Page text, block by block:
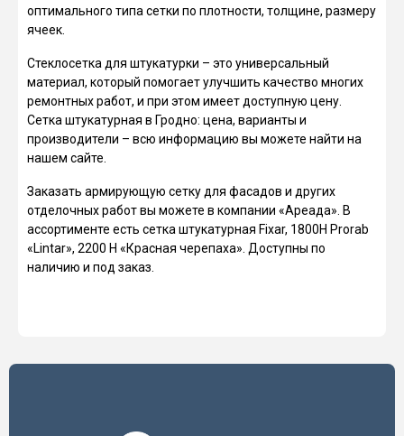
оптимального типа сетки по плотности, толщине, размеру
ячеек.
Стеклосетка для штукатурки – это универсальный
материал, который помогает улучшить качество многих
ремонтных работ, и при этом имеет доступную цену.
Сетка штукатурная в Гродно: цена, варианты и
производители – всю информацию вы можете найти на
нашем сайте.
Заказать армирующую сетку для фасадов и других
отделочных работ вы можете в компании «Ареада». В
ассортименте есть сетка штукатурная Fixar, 1800Н Prorab
«Lintar», 2200 Н «Красная черепаха». Доступны по
наличию и под заказ.